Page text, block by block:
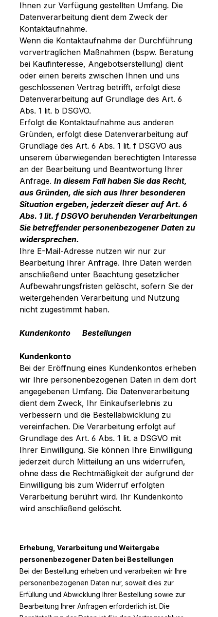
Ihnen zur Verfügung gestellten Umfang. Die
Datenverarbeitung dient dem Zweck der
Kontaktaufnahme.
Wenn die Kontaktaufnahme der Durchführung
vorvertraglichen Maßnahmen (bspw. Beratung
bei Kaufinteresse, Angebotserstellung) dient
oder einen bereits zwischen Ihnen und uns
geschlossenen Vertrag betrifft, erfolgt diese
Datenverarbeitung auf Grundlage des Art. 6
Abs. 1 lit. b DSGVO.
Erfolgt die Kontaktaufnahme aus anderen
Gründen, erfolgt diese Datenverarbeitung auf
Grundlage des Art. 6 Abs. 1 lit. f DSGVO aus
unserem überwiegenden berechtigten Interesse
an der Bearbeitung und Beantwortung Ihrer
Anfrage. In diesem Fall haben Sie das Recht,
aus Gründen, die sich aus Ihrer besonderen
Situation ergeben, jederzeit dieser auf Art. 6
Abs. 1 lit. f DSGVO beruhenden Verarbeitungen
Sie betreffender personenbezogener Daten zu
widersprechen.
Ihre E-Mail-Adresse nutzen wir nur zur
Bearbeitung Ihrer Anfrage. Ihre Daten werden
anschließend unter Beachtung gesetzlicher
Aufbewahrungsfristen gelöscht, sofern Sie der
weitergehenden Verarbeitung und Nutzung
nicht zugestimmt haben.
Kundenkonto Bestellungen
Kundenkonto
Bei der Eröffnung eines Kundenkontos erheben
wir Ihre personenbezogenen Daten in dem dort
angegebenen Umfang. Die Datenverarbeitung
dient dem Zweck, Ihr Einkaufserlebnis zu
verbessern und die Bestellabwicklung zu
vereinfachen. Die Verarbeitung erfolgt auf
Grundlage des Art. 6 Abs. 1 lit. a DSGVO mit
Ihrer Einwilligung. Sie können Ihre Einwilligung
jederzeit durch Mitteilung an uns widerrufen,
ohne dass die Rechtmäßigkeit der aufgrund der
Einwilligung bis zum Widerruf erfolgten
Verarbeitung berührt wird. Ihr Kundenkonto
wird anschließend gelöscht.
Erhebung, Verarbeitung und Weitergabe
personenbezogener Daten bei Bestellungen
Bei der Bestellung erheben und verarbeiten wir Ihre
personenbezogenen Daten nur, soweit dies zur
Erfüllung und Abwicklung Ihrer Bestellung sowie zur
Bearbeitung Ihrer Anfragen erforderlich ist. Die